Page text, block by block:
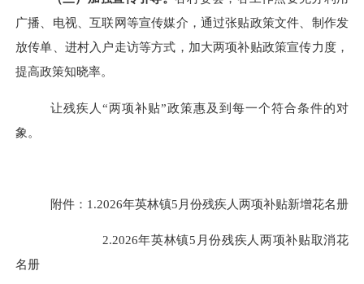
广播、电视、互联网等宣传媒介，通过张贴政策文件、制作发
放传单、进村入户走访等方式，加大两项补贴政策宣传力度，
提高政策知晓率。
让残疾人 “两项补贴”政策惠及到每一个符合条件的对
象 。
附件： 1 .2026年英林镇5 月份残疾人两项补贴新增花名册
2.2026年英林镇5 月份残疾人两项补贴取消花
名册